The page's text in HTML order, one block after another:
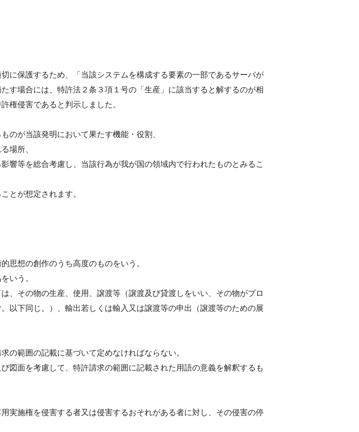
に保護するため、「当該システムを構成する要素の一部であるサーバが
す場合には、特許法２条３項１号の「生産」に該当すると解するのが相
権侵害であると判示しました。
のが当該発明において果たす機能・役割、
場所、
響等を総合考慮し、当該行為が我が国の領域内で行われたものとみるこ
とが想定されます。
思想の創作のうち高度のものをいう。
いう。
その物の生産、使用、譲渡等（譲渡及び貸渡しをいい、その物がプロ
以下同じ。）、輸出若しくは輸入又は譲渡等の申出（譲渡等のための展
範囲の記載に基づいて定めなければならない。
図面を考慮して、特許請求の範囲に記載された用語の意義を解釈するも
施権を侵害する者又は侵害するおそれがある者に対し、その侵害の停